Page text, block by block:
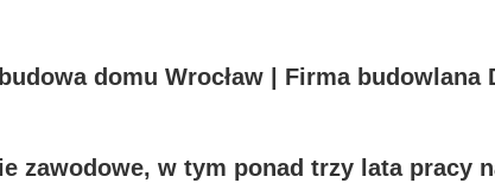
zawodowe, w tym ponad trzy lata pracy